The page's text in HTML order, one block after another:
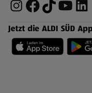
Jetzt die ALDI SÜD